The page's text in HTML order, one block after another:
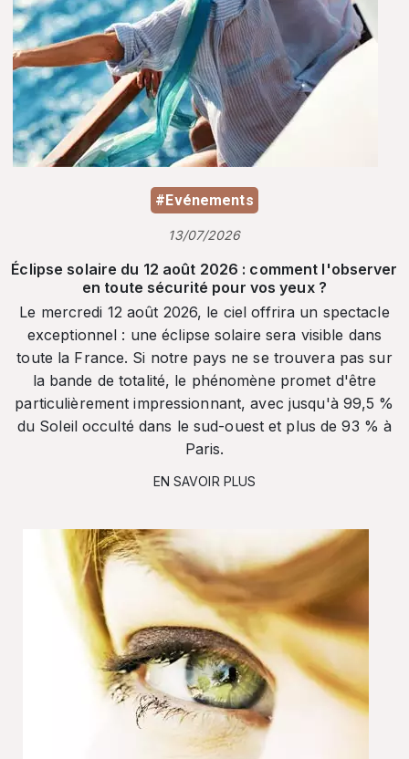
#Evénements
13/07/2026
Éclipse solaire du 12 août 2026 : comment l'observer
en toute sécurité pour vos yeux ?
Le mercredi 12 août 2026, le ciel offrira un spectacle
exceptionnel : une éclipse solaire sera visible dans
toute la France. Si notre pays ne se trouvera pas sur
la bande de totalité, le phénomène promet d'être
particulièrement impressionnant, avec jusqu'à 99,5 %
du Soleil occulté dans le sud-ouest et plus de 93 % à
Paris.
EN SAVOIR PLUS